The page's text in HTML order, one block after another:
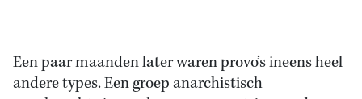
Een paar maanden later waren provo’s ineens heel
andere types. Een groep anarchistisch